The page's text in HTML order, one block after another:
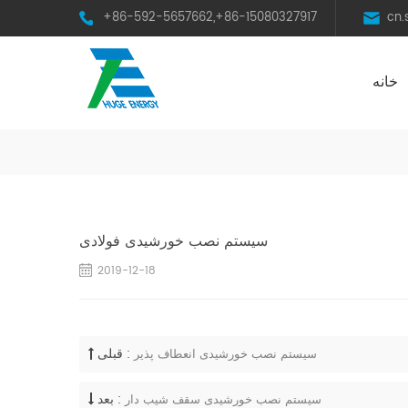
+86-592-5657662,+86-15080327917
خانه
سیستم نصب خورشیدی فولادی
2019-12-18
قبلی : سیستم نصب خورشیدی انعطاف پذیر
بعد : سیستم نصب خورشیدی سقف شیب دار